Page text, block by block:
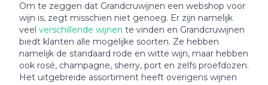
Om te zeggen dat Grandcruwijnen een webshop voor
wijn is, zegt misschien niet genoeg. Er zijn namelijk
veel verschillende wijnen te vinden en Grandcruwijnen
biedt klanten alle mogelijke soorten. Ze hebben
namelijk de standaard rode en witte wijn, maar hebben
ook rosé, champagne, sherry, port en zelfs proefdozen.
Het uitgebreide assortiment heeft overigens wijnen